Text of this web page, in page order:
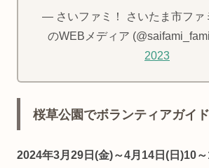
— さいファミ！ さいたま市ファ
のWEBメディア
2023
桜草公園でボランティアガイ
2024年3月29日(金)～4月14日(日)10